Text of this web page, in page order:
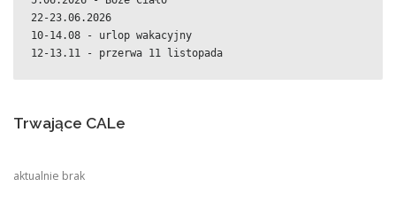
22-23.06.2026
10-14.08 - urlop wakacyjny
12-13.11 - przerwa 11 listopada
Trwające CALe
aktualnie brak